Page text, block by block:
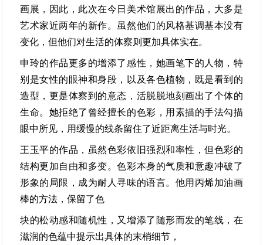
画展，因此，此次在今日美术馆展出的作品，大多是
艺术家近两年的新作。虽然他们的风格基调基本没有
变化，但他们对生活的体察则更加具体实在。
申玲的作品更多的增添了感性，她画笔下的人物，特
别是女性的眼神和身段，以及各色植物，既是看到的
造型，更是体察到的意态，活脱脱地刻画出了个体的
生命。她拒绝了曾经擅长的色彩，用素描的手法勾描
眼中所见，用缓慢的线条留住了近距离生活与时光。
王玉平的作品，虽然色彩依旧强烈和率性，但色彩的
结构更加自由和多变。色彩本身的气质和意趣冲破了
形象的局限，成为耐人寻味的语言。他用丙烯加油画
棒的方法，保留了色
块的松动感和随机性，又增添了随形而发的笔线，在
滋润的色蕴中提示出具体的末梢细节，